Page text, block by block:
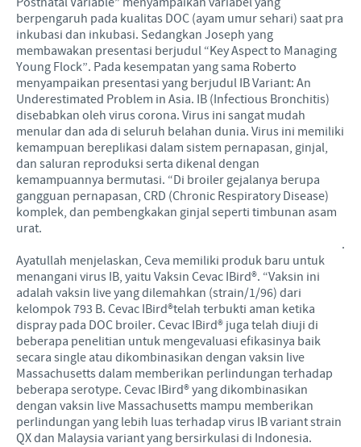
berpengaruh pada kualitas DOC (ayam umur sehari) saat pra
inkubasi dan inkubasi. Sedangkan Joseph yang
membawakan presentasi berjudul “Key Aspect to Managing
Young Flock”. Pada kesempatan yang sama Roberto
menyampaikan presentasi yang berjudul IB Variant: An
Underestimated Problem in Asia. IB (Infectious Bronchitis)
disebabkan oleh virus corona. Virus ini sangat mudah
menular dan ada di seluruh belahan dunia. Virus ini memiliki
kemampuan bereplikasi dalam sistem pernapasan, ginjal,
dan saluran reproduksi serta dikenal dengan
kemampuannya bermutasi. “Di broiler gejalanya berupa
gangguan pernapasan, CRD (Chronic Respiratory Disease)
komplek, dan pembengkakan ginjal seperti timbunan asam
urat.
.
Ayatullah menjelaskan, Ceva memiliki produk baru untuk
menangani virus IB, yaitu Vaksin Cevac IBird®. “Vaksin ini
adalah vaksin live yang dilemahkan (strain/1/96) dari
kelompok 793 B. Cevac IBird®telah terbukti aman ketika
dispray pada DOC broiler. Cevac IBird® juga telah diuji di
beberapa penelitian untuk mengevaluasi efikasinya baik
secara single atau dikombinasikan dengan vaksin live
Massachusetts dalam memberikan perlindungan terhadap
beberapa serotype. Cevac IBird® yang dikombinasikan
dengan vaksin live Massachusetts mampu memberikan
perlindungan yang lebih luas terhadap virus IB variant strain
QX dan Malaysia variant yang bersirkulasi di Indonesia.